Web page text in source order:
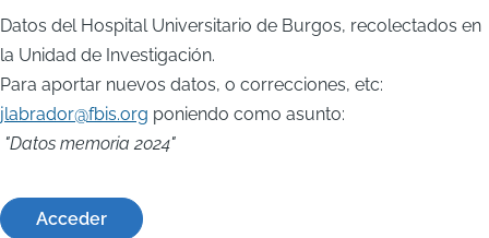
Datos del Hospital Universitario de Burgos, recolectados en
la Unidad de Investigación.
Para aportar nuevos datos, o correcciones, etc:
jlabrador@fbis.org poniendo como asunto:
"Datos memoria 2024"
Acceder